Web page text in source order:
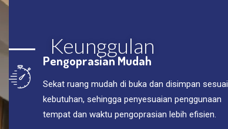
Keunggulan
Pengoprasian Mudah
Sekat ruang mudah di buka dan disimpan sesuai
kebutuhan, sehingga penyesuaian penggunaan
tempat dan waktu pengoprasian lebih efisien.